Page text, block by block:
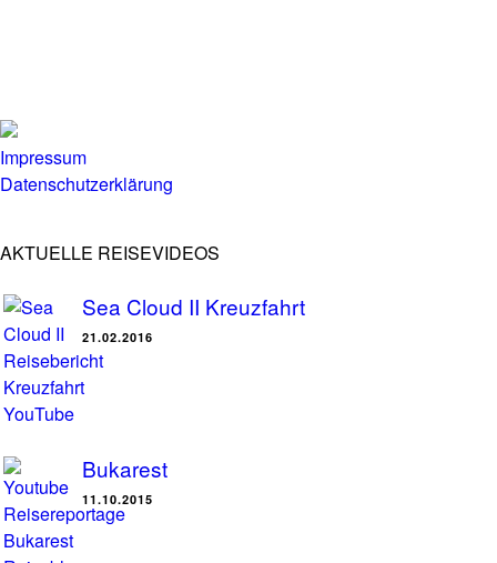
Impressum
Datenschutzerklärung
AKTUELLE REISEVIDEOS
Sea Cloud II Kreuzfahrt
21.02.2016
Bukarest
11.10.2015